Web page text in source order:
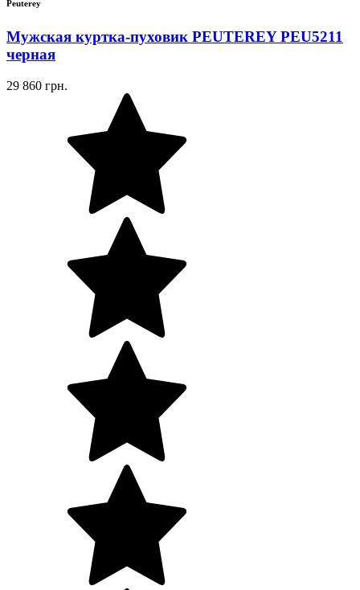
Peuterey
Мужская куртка-пуховик PEUTEREY PEU5211
черная
29 860 грн.